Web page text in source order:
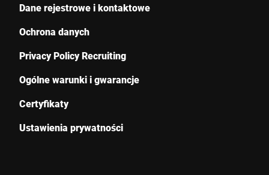
Dane rejestrowe i kontaktowe
Ochrona danych
Privacy Policy Recruiting
Ogólne warunki i gwarancje
Certyfikaty
Ustawienia prywatności